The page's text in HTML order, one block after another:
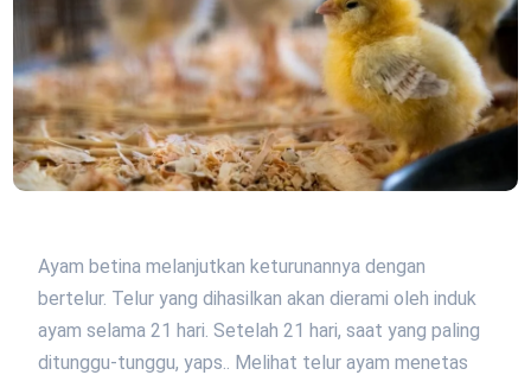
Ayam betina melanjutkan keturunannya dengan
bertelur. Telur yang dihasilkan akan dierami oleh induk
ayam selama 21 hari. Setelah 21 hari, saat yang paling
ditunggu-tunggu, yaps.. Melihat telur ayam menetas